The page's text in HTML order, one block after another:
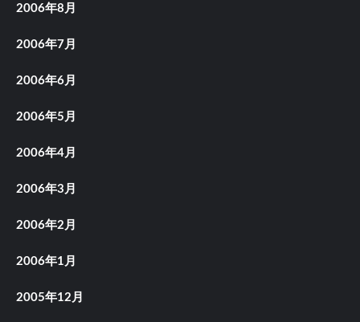
2006年8月
2006年7月
2006年6月
2006年5月
2006年4月
2006年3月
2006年2月
2006年1月
2005年12月